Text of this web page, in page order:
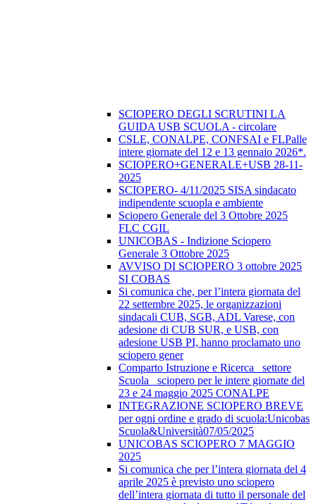
SCIOPERO DEGLI SCRUTINI LA
GUIDA USB SCUOLA - circolare
CSLE, CONALPE, CONFSAI e FLPalle
intere giornate del 12 e 13 gennaio 2026*.
SCIOPERO+GENERALE+USB 28-11-
2025
SCIOPERO- 4/11/2025 SISA sindacato
indipendente scuopla e ambiente
Sciopero Generale del 3 Ottobre 2025
FLC CGIL
UNICOBAS - Indizione Sciopero
Generale 3 Ottobre 2025
AVVISO DI SCIOPERO 3 ottobre 2025
SI COBAS
Si comunica che, per l’intera giornata del
22 settembre 2025, le organizzazioni
sindacali CUB, SGB, ADL Varese, con
adesione di CUB SUR, e USB, con
adesione USB PI, hanno proclamato uno
sciopero gener
Comparto Istruzione e Ricerca_ settore
Scuola_ sciopero per le intere giornate del
23 e 24 maggio 2025 CONALPE
INTEGRAZIONE SCIOPERO BREVE
per ogni ordine e grado di scuola:Unicobas
Scuola&Università07/05/2025
UNICOBAS SCIOPERO 7 MAGGIO
2025
Si comunica che per l’intera giornata del 4
aprile 2025 è previsto uno sciopero
dell’intera giornata di tutto il personale del